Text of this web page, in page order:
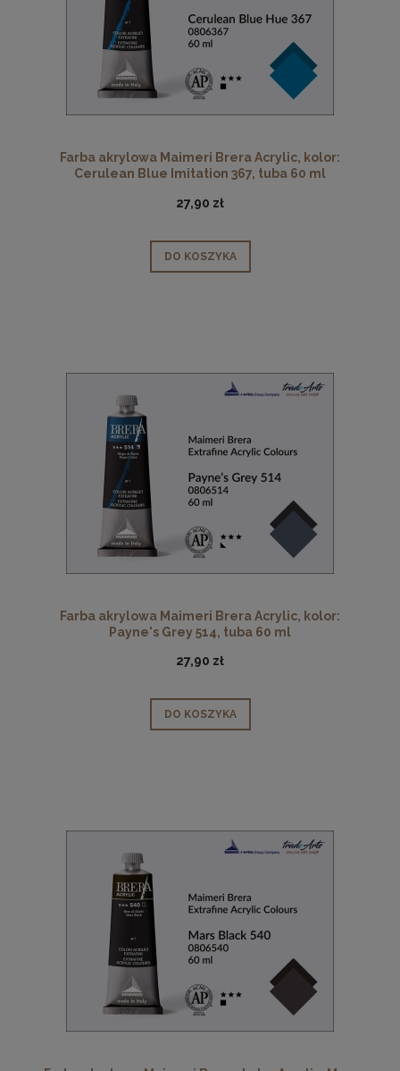
Farba akrylowa Maimeri Brera Acrylic, kolor:
Cerulean Blue Imitation 367, tuba 60 ml
27,90 zł
DO KOSZYKA
Farba akrylowa Maimeri Brera Acrylic, kolor:
Payne's Grey 514, tuba 60 ml
27,90 zł
DO KOSZYKA